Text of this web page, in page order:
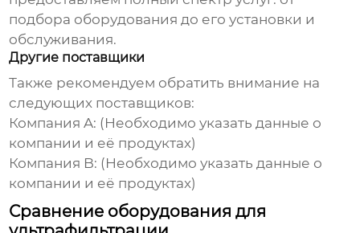
подбора оборудования до его установки и
обслуживания.
Другие поставщики
Также рекомендуем обратить внимание на
следующих поставщиков:
Компания A: (Необходимо указать данные о
компании и её продуктах)
Компания B: (Необходимо указать данные о
компании и её продуктах)
Сравнение оборудования для